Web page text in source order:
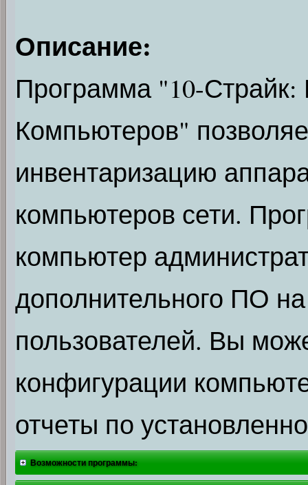
Описание:
Программа "10-Страйк:
Компьютеров"
инвентаризацию
компьютеров сети.
компьютер
дополнительного ПО
пользователей. Вы
конфигурации
отчеты по
Возможности программы: